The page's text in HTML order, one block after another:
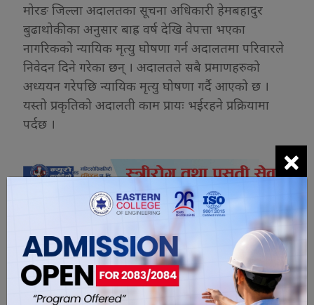
मोरङ जिल्ला अदालतका सूचना अधिकारी हेमबहादुर
बुढाथोकीका अनुसार बाह्र वर्ष देखि वेपत्ता भएका
नागरिकको न्यायिक मृत्यु घोषणा गर्न अदालतमा परिवारले
निवेदन दिने गरेका छन् । अदालतले सबै प्रमाणहरुको
अध्ययन गरेपछि न्यायिक मृत्यु घोषणा गर्दै आएको छ ।
यस्तो प्रकृतिको अदालती काम प्रायः भईरहने प्रक्रियामा
पर्दछ ।
यो खबर पढेर तपाईलाई कस्तो महसुस
भयो ?
×